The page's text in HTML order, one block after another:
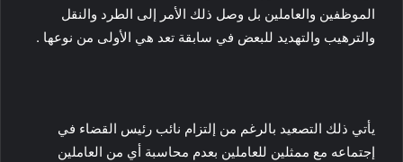
الموظفين والعاملين بل وصل ذلك الأمر إلى الطرد والنقل
والترهيب والتهديد للبعض في سابقة تعد هي الأولى من نوعها .
يأتي ذلك التصعيد بالرغم من إلتزام نائب رئيس القضاء في
إجتماعه مع ممثلين للعاملين بعدم محاسبة أي من العاملين